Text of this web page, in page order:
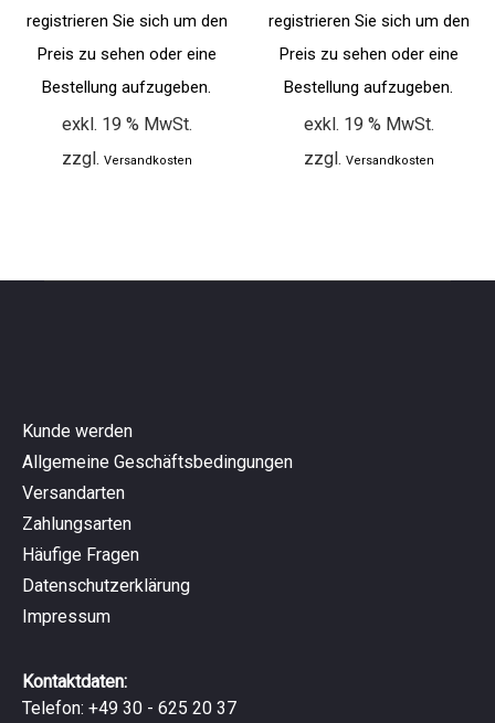
registrieren Sie sich um den
Preis zu sehen oder eine
Bestellung aufzugeben.
exkl. 19 % MwSt.
zzgl. Versandkosten
registrieren Sie sich um den
Preis zu sehen oder eine
Bestellung aufzugeben.
exkl. 19 % MwSt.
zzgl. Versandkosten
Kunde werden
Allgemeine Geschäftsbedingungen
Versandarten
Zahlungsarten
Häufige Fragen
Datenschutzerklärung
Impressum
Kontaktdaten:
Telefon: +49 30 - 625 20 37